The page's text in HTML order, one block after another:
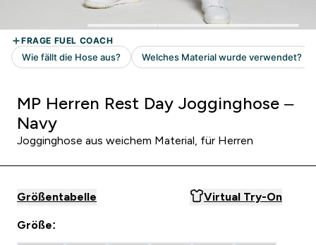
MP Herren Rest Day Jogginghose –
Navy
Jogginghose aus weichem Material, für Herren
Größentabelle Virtual Try-On
Größe: